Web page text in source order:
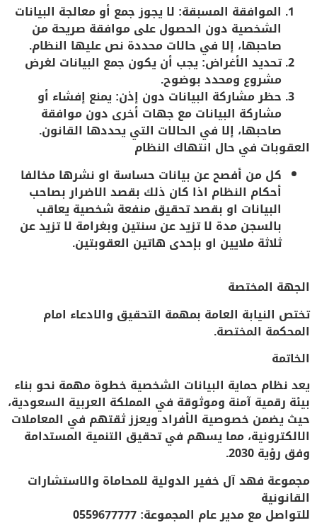
الموافقة المسبقة: لا يجوز جمع أو معالجة البيانات
الشخصية دون الحصول على موافقة صريحة من
صاحبها، إلا في حالات محددة نص عليها النظام.
تحديد الأغراض: يجب أن يكون جمع البيانات لغرض
مشروع ومحدد بوضوح.
حظر مشاركة البيانات دون إذن: يمنع إفشاء أو
مشاركة البيانات مع جهات أخرى دون موافقة
صاحبها، إلا في الحالات التي يحددها القانون.
العقوبات في حال انتهاك النظام
كل من أفصح عن بيانات حساسة او نشرها مخالفا
أحكام النظام اذا كان ذلك بقصد الاضرار بصاحب
البيانات او بقصد تحقيق منفعة شخصية يعاقب
بالسجن مدة لا تزيد عن سنتين وبغرامة لا تزيد عن
ثلاثة ملايين او بإحدى هاتين العقوبتين.
الجهة المختصة
تختص النيابة العامة بمهمة التحقيق والادعاء امام
المحكمة المختصة.
الخاتمة
يعدنظام حماية البيانات الشخصية خطوة مهمة نحو بناء
بيئة رقمية آمنة وموثوقة في المملكة العربية السعودية،
حيث يضمن خصوصية الأفراد ويعزز ثقتهم في المعاملات
الالكترونية، مما يسهم في تحقيق التنمية المستدامة
وفق رؤية 2030.
مجموعة فهد آل خفير الدولية للمحاماة والاستشارات
القانونية
للتواصل مع مدير عام المجموعة: 0559677777